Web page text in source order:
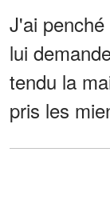
J'ai
lui
tendu la
pris les